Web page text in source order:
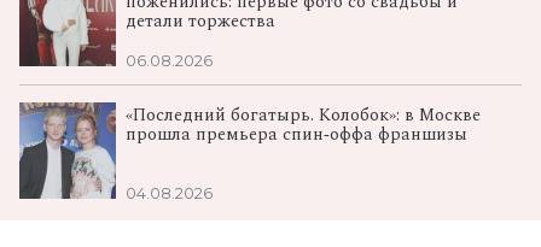
детали торжества
06.08.2026
«Последний богатырь. Колобок»: в Москве
прошла премьера спин‑оффа франшизы
04.08.2026